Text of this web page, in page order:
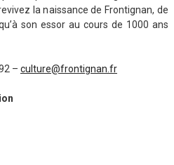
la naissance de Frontignan, de
son essor au cours de 1000 ans
– culture@frontignan.fr